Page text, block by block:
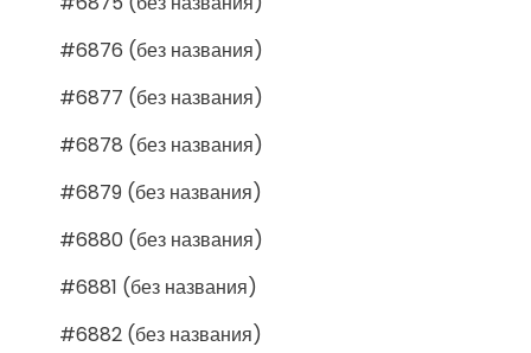
#6876 (без названия)
#6877 (без названия)
#6878 (без названия)
#6879 (без названия)
#6880 (без названия)
#6881 (без названия)
#6882 (без названия)